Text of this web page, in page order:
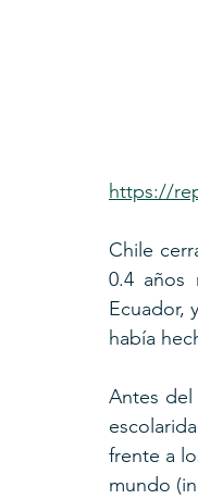
https://
Chile
0.4 años
Ecuador,
había
Antes del
frente a
mundo